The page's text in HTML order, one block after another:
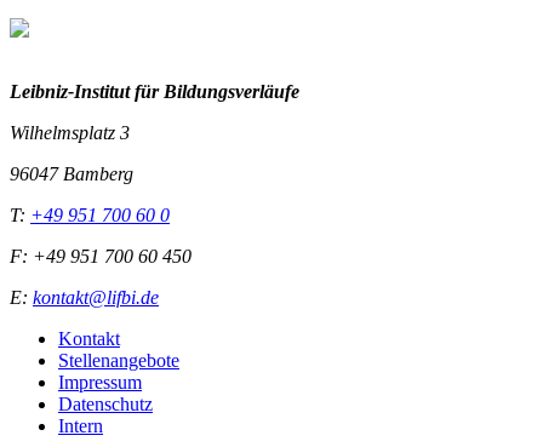
Leibniz-Institut für Bildungsverläufe
Wilhelmsplatz 3
96047 Bamberg
T: +49 951 700 60 0
F: +49 951 700 60 450
E: kontakt@lifbi.de
Kontakt
Stellenangebote
Impressum
Datenschutz
Intern